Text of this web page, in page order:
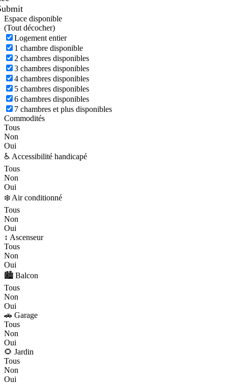
Espace disponible
(Tout décocher)
Logement entier
1 chambre disponible
2 chambres disponibles
3 chambres disponibles
4 chambres disponibles
5 chambres disponibles
6 chambres disponibles
7 chambres et plus disponibles
Commodités
Tous
Non
Oui
♿ Accessibilité handicapé
Tous
Non
Oui
❄️ Air conditionné
Tous
Non
Oui
↕️ Ascenseur
Tous
Non
Oui
🏙️ Balcon
Tous
Non
Oui
🚗 Garage
Tous
Non
Oui
🌻 Jardin
Tous
Non
Oui